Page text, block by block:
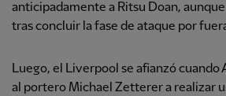
anticipadamente a Ritsu Doan,
tras concluir la fase de ataque por
Luego, el Liverpool se afianzó cuando
al portero Michael Zetterer a realizar